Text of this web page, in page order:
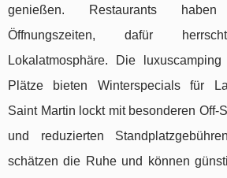
genießen. Restaurants haben
Öffnungszeiten, dafür
Lokalatmosphäre. Die
Plätze bieten Winterspecials für
Saint Martin lockt mit besonderen Off-
und reduzierten
schätzen die Ruhe und können